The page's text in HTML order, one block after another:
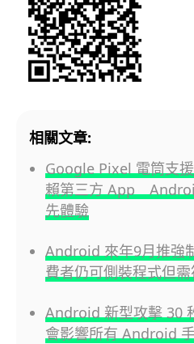
相關文章:
Google Pixel 電筒支
賴第三方 App
先體驗
Android 來年9月推強
費者仍可側裝程式但
Android 新型攻擊 30
會影響所有 Android